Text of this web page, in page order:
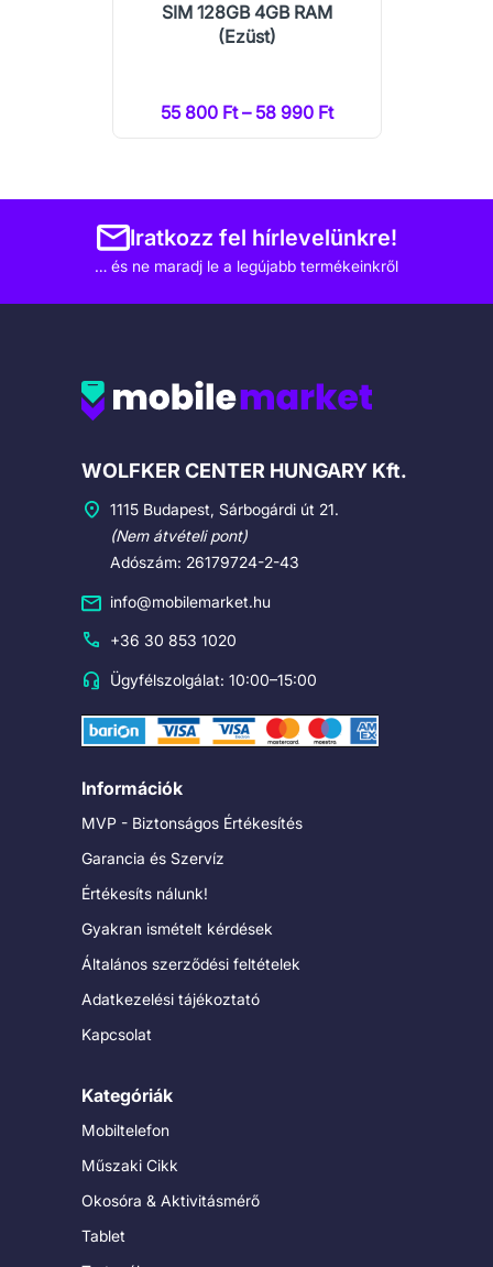
SIM 128GB 4GB RAM
(Ezüst)
55 800 Ft – 58 990 Ft
Iratkozz fel hírlevelünkre!
… és ne maradj le a legújabb termékeinkről
Cégadatok
WOLFKER CENTER HUNGARY Kft.
1115 Budapest, Sárbogárdi út 21.
(Nem átvételi pont)
Adószám: 26179724-2-43
info@mobilemarket.hu
+36 30 853 1020
Ügyfélszolgálat: 10:00–15:00
Információk
MVP - Biztonságos Értékesítés
Garancia és Szervíz
Értékesíts nálunk!
Gyakran ismételt kérdések
Általános szerződési feltételek
Adatkezelési tájékoztató
Kapcsolat
Kategóriák
Mobiltelefon
Műszaki Cikk
Okosóra & Aktivitásmérő
Tablet